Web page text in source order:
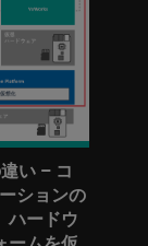
い – コ
ションの
ハードウ